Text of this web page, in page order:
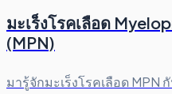
มะเร็งโรคเลือด
(MPN)
มารู้จักมะเร็งโรคเลือด MPN